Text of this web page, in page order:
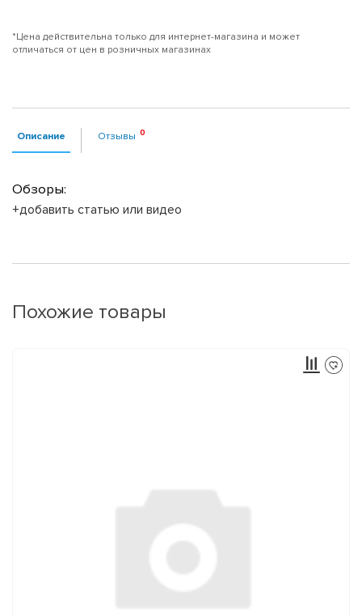
*Цена действительна только для интернет-магазина и может
отличаться от цен в розничных магазинах
Описание Отзывы
Обзоры:
+добавить статью или видео
Похожие товары